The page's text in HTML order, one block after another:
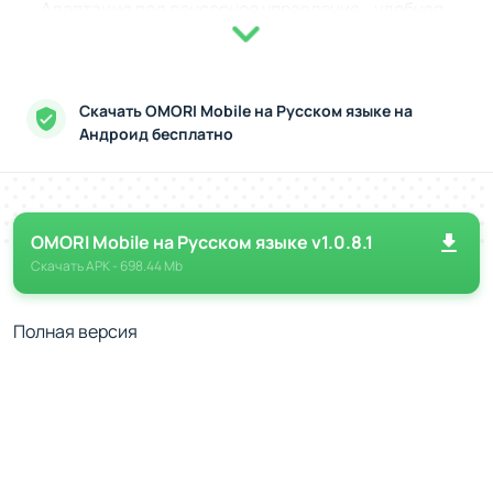
система взаимодействия на экранах смартфонов.
Музыкальное сопровождение - оригинальные треки,
усиливающие эмоциональное восприятие.
неожиданных открытий.
Колоритный визуальный стиль - рисованная
вручную графика, создающая уникальную
атмосферу.
Система персонажей и ключевые механики
Скачать OMORI Mobile на Русском языке на
Андроид бесплатно
OMORI Mobile на Русском языке v1.0.8.1
СкачатьAPK- 698.44 Mb
Полная версия